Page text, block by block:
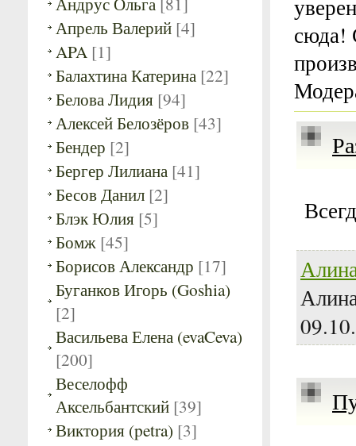
Апрель Валерий [4]
APA [1]
Балахтина Катерина [22]
Белова Лидия [94]
Алексей Белозёров [43]
Бендер [2]
Бергер Лилиана [41]
Бесов Данил [2]
Блэк Юлия [5]
Бомж [45]
Борисов Александр [17]
Буганков Игорь (Goshia)
[2]
Васильева Елена (evaCeva)
[200]
Веселофф
Аксельбантский [39]
Виктория (petra) [3]
сюда!